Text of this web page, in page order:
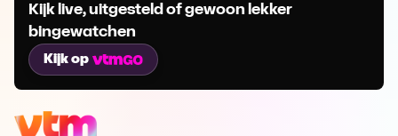
Kijk live, uitgesteld of gewoon lekker
bingewatchen
Kijk op